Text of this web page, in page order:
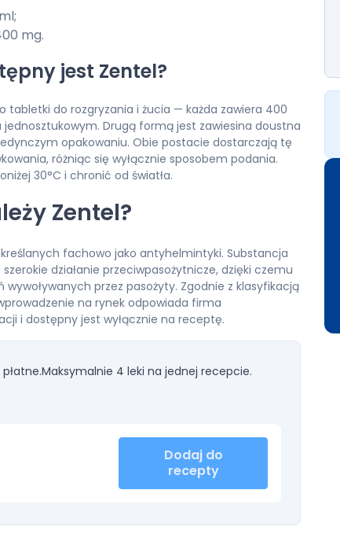
mg.
jest Zentel?
tabletki do rozgryzania i żucia — każda zawiera 400
Drugą formą jest zawiesina doustna
opakowaniu. Obie postacie dostarczają tę
różniąc się wyłącznie sposobem podania.
30°C i chronić od światła.
Zentel?
fachowo jako antyhelmintyki. Substancja
działanie przeciwpasożytnicze, dzięki czemu
przez pasożyty. Zgodnie z klasyfikacją
na rynek odpowiada firma
i dostępny jest wyłącznie na receptę.
Maksymalnie 4 leki na jednej recepcie.
Dodaj do
recepty